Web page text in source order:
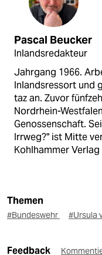
Pascal Beucker
Inlandsredakteur
Jahrgang 1966.
Inlandsressort und
taz an. Zuvor
Nordrhein-
Genossenschaft.
Irrweg?" ist Mitte
Kohlhammer
Themen
#Bundeswehr #Ursula
Feedback